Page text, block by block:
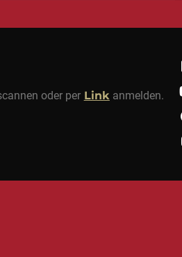
oder per Linkanmelden.